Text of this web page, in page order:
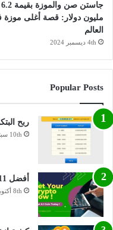
جاستن صن والموزة بقيمة 6.2
مليون دولار: قصة أغلى موزة
العالم
4th ديسمبر 2024
Popular Posts
ربح
10th سبتمبر 2022
أفضل 11 منصة موثوقة لتداول العملات الرقمية
8th أكتوبر 2023